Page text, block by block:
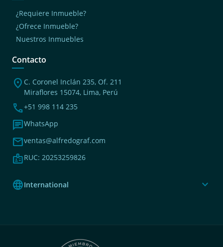
¿Requiere Inmueble?
¿Ofrece Inmueble?
Nuestros Inmuebles
Contacto
location_on C. Coronel Inclán 235, Of. 211
Miraflores 15074, Lima, Perú
phone+51 998 114 235
chatWhatsApp
mailventas@alfredograf.com
badgeRUC: 20253259826
languageInternational expand_more